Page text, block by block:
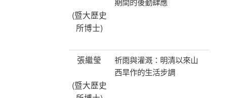
(暨大歷史
所博士)
張繼瑩
(暨大歷史
祈雨與灌溉：明清以來山
西旱作的生活步調